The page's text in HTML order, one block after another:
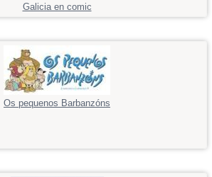
Galicia en comic
Os pequenos Barbanzóns